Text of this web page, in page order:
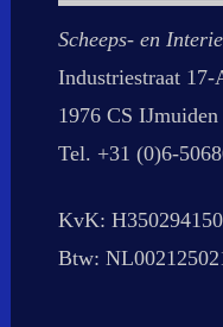
Scheeps- en
Industriestraat 17-
1976 CS IJmuiden
Tel. +31 (0)6-
KvK:
Btw: